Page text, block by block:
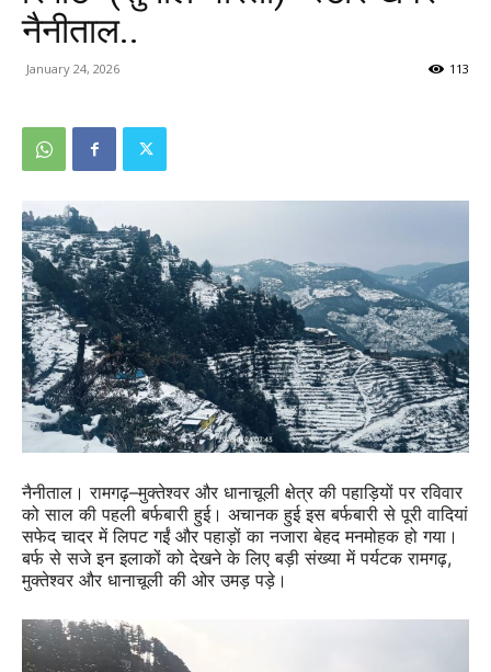
नैनीताल..
January 24, 2026 113
नैनीताल। रामगढ़–मुक्तेश्वर और धानाचूली क्षेत्र की पहाड़ियों पर रविवार
को साल की पहली बर्फबारी हुई। अचानक हुई इस बर्फबारी से पूरी वादियां
सफेद चादर में लिपट गईं और पहाड़ों का नजारा बेहद मनमोहक हो गया।
बर्फ से सजे इन इलाकों को देखने के लिए बड़ी संख्या में पर्यटक रामगढ़,
मुक्तेश्वर और धानाचूली की ओर उमड़ पड़े।
Video
Player